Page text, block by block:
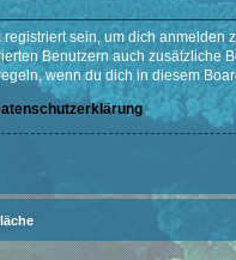
registriert sein, um dich
Benutzern auch zusätzliche
wenn du dich in diesem